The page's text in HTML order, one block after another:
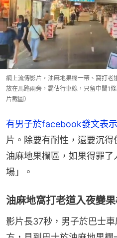
網上流傳影片，油麻地果欄一帶、窩打
放在馬路兩旁，霸佔行車線，只留中間1
片截圖）
有男子於facebook發文表示
片。除要有耐性，還要沉
油麻地果欄區，如果得罪
場」。
油麻地窩打老道入夜變
影片長37秒，男子於巴士